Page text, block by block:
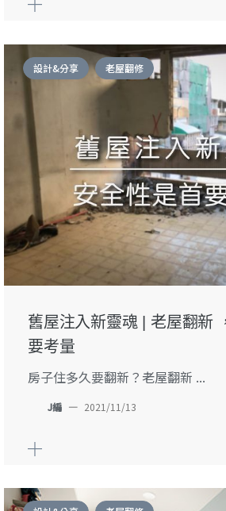
設計&分享 老屋翻修
舊屋注入新靈魂 | 老屋翻新
要考量
房子住多久要翻新？老屋翻新 ...
J編 — 2021/11/13